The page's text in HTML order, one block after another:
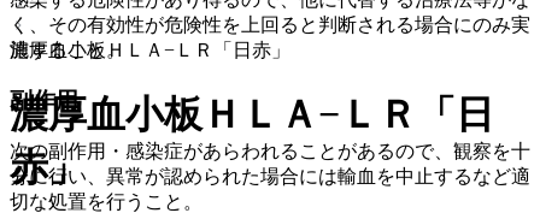
く、その有効性が危険性を上回ると判断される場合にのみ実
施すること。
副作用
次の副作用・感染症があらわれることがあるので、観察を十
分に行い、異常が認められた場合には輸血を中止するなど適
切な処置を行うこと。
濃厚血小板ＨＬＡ−ＬＲ「日赤」
濃厚血小板ＨＬＡ−ＬＲ「日
赤」